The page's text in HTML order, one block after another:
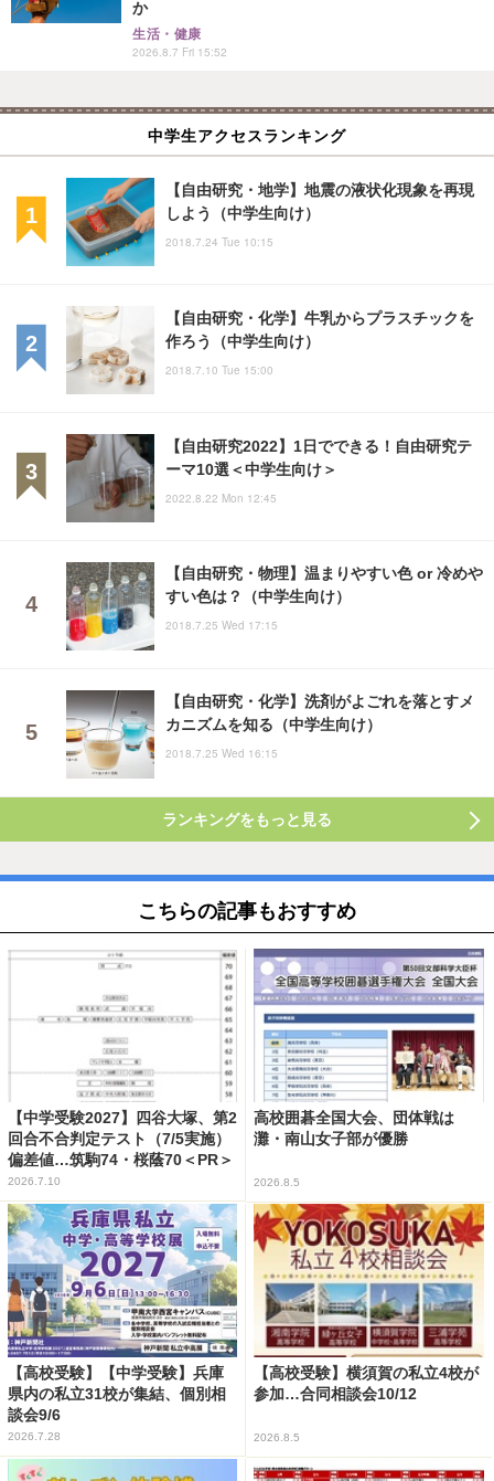
か
生活・健康
2026.8.7 Fri 15:52
中学生アクセスランキング
【自由研究・地学】地震の液状化現象を再現
しよう（中学生向け）
2018.7.24 Tue 10:15
【自由研究・化学】牛乳からプラスチックを
作ろう（中学生向け）
2018.7.10 Tue 15:00
【自由研究2022】1日でできる！自由研究テ
ーマ10選＜中学生向け＞
2022.8.22 Mon 12:45
【自由研究・物理】温まりやすい色 or 冷めや
すい色は？（中学生向け）
2018.7.25 Wed 17:15
【自由研究・化学】洗剤がよごれを落とすメ
カニズムを知る（中学生向け）
2018.7.25 Wed 16:15
ランキングをもっと見る
こちらの記事もおすすめ
【中学受験2027】四谷大塚、第2
回合不合判定テスト（7/5実施）
偏差値…筑駒74・桜蔭70＜PR＞
2026.7.10
高校囲碁全国大会、団体戦は
灘・南山女子部が優勝
2026.8.5
【高校受験】【中学受験】兵庫
県内の私立31校が集結、個別相
談会9/6
2026.7.28
【高校受験】横須賀の私立4校が
参加…合同相談会10/12
2026.8.5